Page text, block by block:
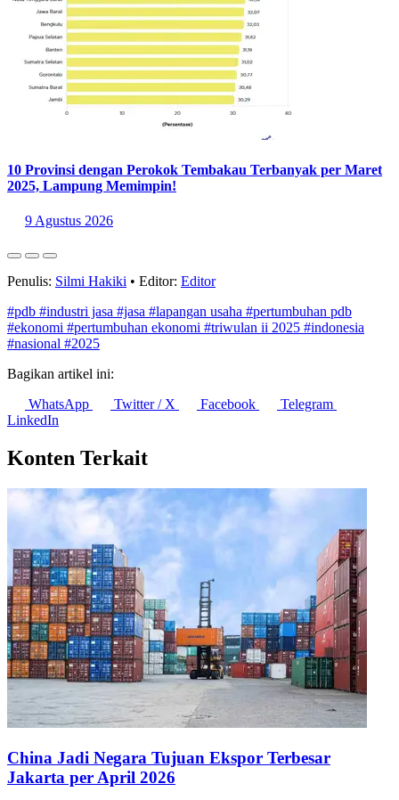
10 Provinsi dengan Perokok Tembakau Terbanyak per Maret
2025, Lampung Memimpin!
9 Agustus 2026
Penulis: Silmi Hakiki • Editor: Editor
#pdb #industri jasa #jasa #lapangan usaha #pertumbuhan pdb
#ekonomi #pertumbuhan ekonomi #triwulan ii 2025 #indonesia
#nasional #2025
Bagikan artikel ini:
WhatsApp
Twitter / X Facebook
Telegram
LinkedIn
Konten Terkait
China Jadi Negara Tujuan Ekspor Terbesar
Jakarta per April 2026